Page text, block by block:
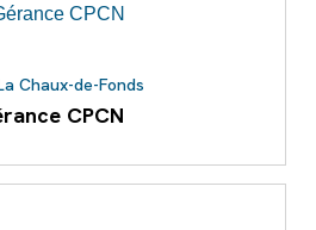
Chaux-de-Fonds
CPCN